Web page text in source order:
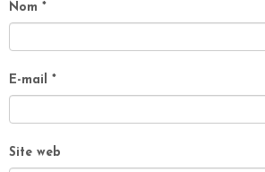
Nom *
E-mail *
Site web